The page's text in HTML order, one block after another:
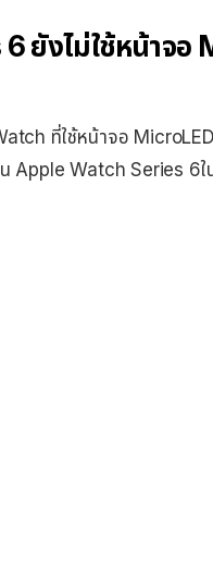
ยังไม่ใช้หน้าจอ
ที่ใช้หน้าจอ
Apple Watch Series 6